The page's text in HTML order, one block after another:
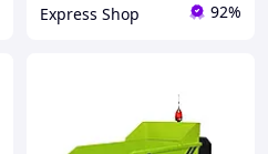
Express Shop 92%